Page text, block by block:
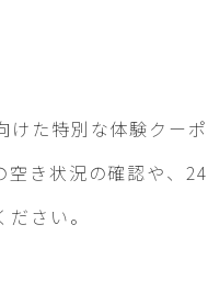
けた特別な体験クー
き状況の確認や、
さい。